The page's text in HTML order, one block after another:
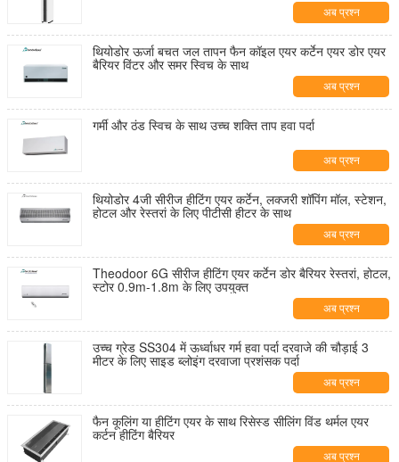
अब प्रश्न
थियोडोर ऊर्जा बचत जल तापन फैन कॉइल एयर कर्टेन एयर डोर एयर
बैरियर विंटर और समर स्विच के साथ
अब प्रश्न
गर्मी और ठंड स्विच के साथ उच्च शक्ति ताप हवा पर्दा
अब प्रश्न
थियोडोर 4जी सीरीज हीटिंग एयर कर्टेन, लक्जरी शॉपिंग मॉल, स्टेशन,
होटल और रेस्तरां के लिए पीटीसी हीटर के साथ
अब प्रश्न
Theodoor 6G सीरीज हीटिंग एयर कर्टेन डोर बैरियर रेस्तरां, होटल,
स्टोर 0.9m-1.8m के लिए उपयुक्त
अब प्रश्न
उच्च ग्रेड SS304 में ऊर्ध्वाधर गर्म हवा पर्दा दरवाजे की चौड़ाई 3
मीटर के लिए साइड ब्लोइंग दरवाजा प्रशंसक पर्दा
अब प्रश्न
फैन कूलिंग या हीटिंग एयर के साथ रिसेस्ड सीलिंग विंड थर्मल एयर
कर्टन हीटिंग बैरियर
अब प्रश्न